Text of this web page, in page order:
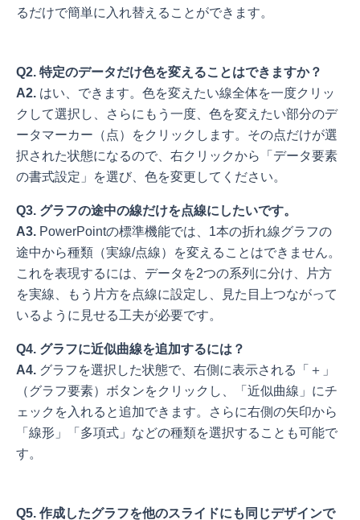
るだけで簡単に入れ替えることができます。
Q2. 特定のデータだけ色を変えることはできますか？
A2. はい、できます。色を変えたい線全体を一度クリッ
クして選択し、さらにもう一度、色を変えたい部分のデ
ータマーカー（点）をクリックします。その点だけが選
択された状態になるので、右クリックから「データ要素
の書式設定」を選び、色を変更してください。
Q3. グラフの途中の線だけを点線にしたいです。
A3. PowerPointの標準機能では、1本の折れ線グラフの
途中から種類（実線/点線）を変えることはできません。
これを表現するには、データを2つの系列に分け、片方
を実線、もう片方を点線に設定し、見た目上つながって
いるように見せる工夫が必要です。
Q4. グラフに近似曲線を追加するには？
A4. グラフを選択した状態で、右側に表示される「＋」
（グラフ要素）ボタンをクリックし、「近似曲線」にチ
ェックを入れると追加できます。さらに右側の矢印から
「線形」「多項式」などの種類を選択することも可能で
す。
Q5. 作成したグラフを他のスライドにも同じデザインで